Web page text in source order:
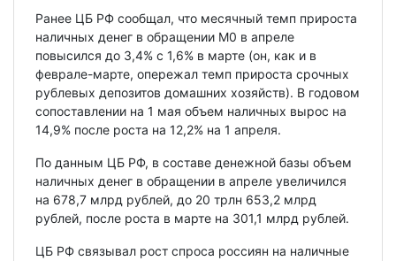
Ранее ЦБ РФ сообщал, что месячный темп прироста
наличных денег в обращении М0 в апреле
повысился до 3,4% с 1,6% в марте (он, как и в
феврале-марте, опережал темп прироста срочных
рублевых депозитов домашних хозяйств). В годовом
сопоставлении на 1 мая объем наличных вырос на
14,9% после роста на 12,2% на 1 апреля.
По данным ЦБ РФ, в составе денежной базы объем
наличных денег в обращении в апреле увеличился
на 678,7 млрд рублей, до 20 трлн 653,2 млрд
рублей, после роста в марте на 301,1 млрд рублей.
ЦБ РФ связывал рост спроса россиян на наличные